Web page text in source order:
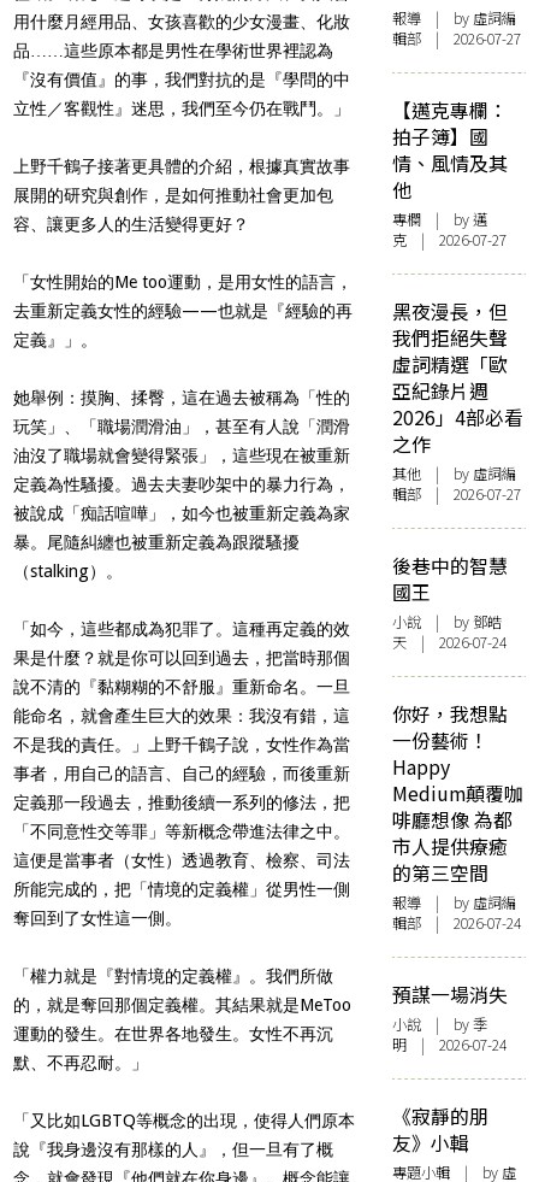
用什麼月經用品、女孩喜歡的少女漫畫、化妝
品……這些原本都是男性在學術世界裡認為
『沒有價值』的事，我們對抗的是『學問的中
立性／客觀性』迷思，我們至今仍在戰鬥。」
上野千鶴子接著更具體的介紹，根據真實故事
展開的研究與創作，是如何推動社會更加包
容、讓更多人的生活變得更好？
「女性開始的Me too運動，是用女性的語言，
去重新定義女性的經驗——也就是『經驗的再
定義』」。
她舉例：摸胸、揉臀，這在過去被稱為「性的
玩笑」、「職場潤滑油」，甚至有人說「潤滑
油沒了職場就會變得緊張」，這些現在被重新
定義為性騷擾。過去夫妻吵架中的暴力行為，
被說成「痴話喧嘩」，如今也被重新定義為家
暴。尾隨糾纏也被重新定義為跟蹤騷擾
（stalking）。
「如今，這些都成為犯罪了。這種再定義的效
果是什麼？就是你可以回到過去，把當時那個
說不清的『黏糊糊的不舒服』重新命名。一旦
能命名，就會產生巨大的效果：我沒有錯，這
不是我的責任。」上野千鶴子說，女性作為當
事者，用自己的語言、自己的經驗，而後重新
定義那一段過去，推動後續一系列的修法，把
「不同意性交等罪」等新概念帶進法律之中。
這便是當事者（女性）透過教育、檢察、司法
所能完成的，把「情境的定義權」從男性一側
奪回到了女性這一側。
「權力就是『對情境的定義權』。我們所做
的，就是奪回那個定義權。其結果就是MeToo
運動的發生。在世界各地發生。女性不再沉
默、不再忍耐。」
「又比如LGBTQ等概念的出現，使得人們原本
說『我身邊沒有那樣的人』，但一旦有了概
報導 | by 虛詞編
輯部 | 2026-07-27
【邁克專欄：
拍子簿】國
情、風情及其
他
專欄 | by邁
克 | 2026-07-27
黑夜漫長，但
我們拒絕失聲
虛詞精選「歐
亞紀錄片週
2026」4部必看
之作
其他 | by 虛詞編
輯部 | 2026-07-27
後巷中的智慧
國王
小說 | by 鄧皓
天 | 2026-07-24
你好，我想點
一份藝術！
Happy
Medium顛覆咖
啡廳想像 為都
市人提供療癒
的第三空間
報導 | by 虛詞編
輯部 | 2026-07-24
預謀一場消失
小說 | by 季
明 | 2026-07-24
《寂靜的朋
友》小輯
專題小輯 | by 虛